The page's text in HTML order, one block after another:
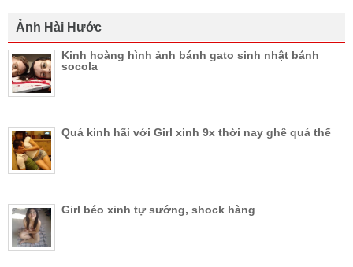
Ảnh Hài Hước
Kinh hoàng hình ảnh bánh gato sinh nhật bánh
socola
Quá kinh hãi với Girl xinh 9x thời nay ghê quá thể
Girl béo xinh tự sướng, shock hàng